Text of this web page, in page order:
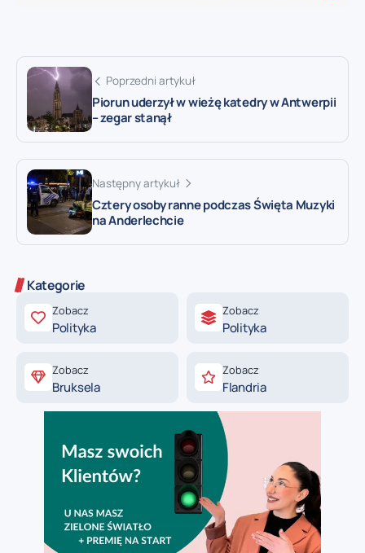
Poprzedni artykuł
Piorun uderzył w wieżę katedry w Antwerpii
– zegar stanął
Następny artykuł
Cztery osoby ranne podczas Święta Muzyki
na Anderlechcie
Kategorie
Zobacz
Polityka
Zobacz
Polityka
Zobacz
Bruksela
Zobacz
Flandria